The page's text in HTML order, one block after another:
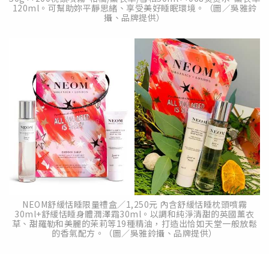
120ml。可幫助妳平靜思緒、享受美好睡眠環境。（圖／吳雅鈴
攝、品牌提供）
NEOM舒緩恬睡限量禮盒／1,250元 內含舒緩恬睡枕頭噴霧
30ml+舒緩恬睡身體潤澤霜30ml。以調和純淨清甜的英國薰衣
草、甜羅勒和美麗的茉莉等19種精油，打造出恰如天堂一般放鬆
的香氣配方。（圖／吳雅鈴攝、品牌提供）